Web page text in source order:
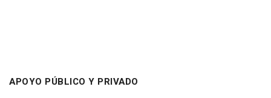
APOYO PÚBLICO Y PRIVADO